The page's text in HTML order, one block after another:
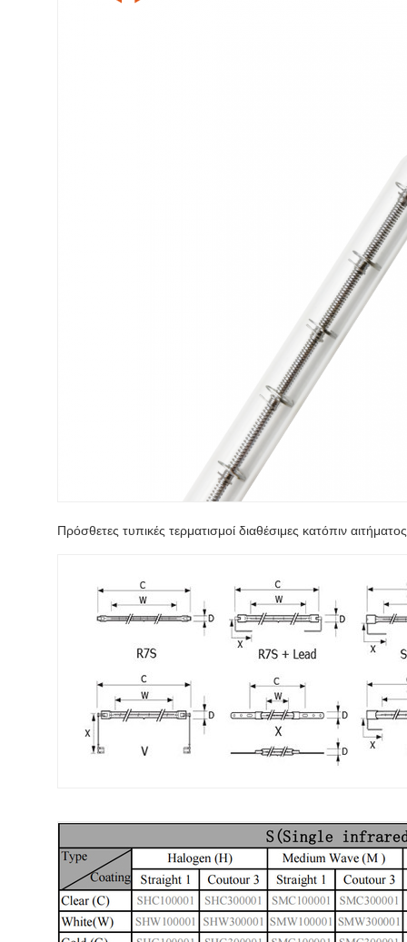
Πρόσθετες τυπικές τερματισμοί διαθέσιμες κατόπιν αιτήματος